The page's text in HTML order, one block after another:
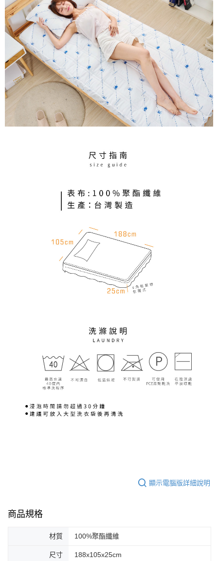
顯示電腦版詳細說明
商品規格
材質 100%聚酯纖維
尺寸 188x105x25cm